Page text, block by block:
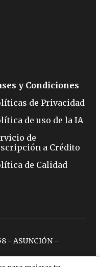
y Condiciones
de Privacidad
de uso de la IA
de
a Crédito
de Calidad
- ASUNCIÓN -